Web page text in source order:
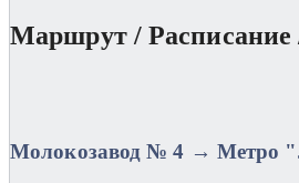
Маршрут / Расписание
Молокозавод № 4 → Метро